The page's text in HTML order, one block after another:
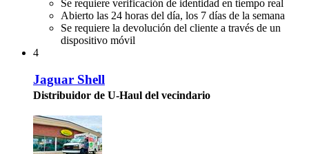
Se requiere verificación de identidad en tiempo real
Abierto las 24 horas del día, los 7 días de la semana
Se requiere la devolución del cliente a través de un
dispositivo móvil
4
Jaguar Shell
Distribuidor de U-Haul del vecindario